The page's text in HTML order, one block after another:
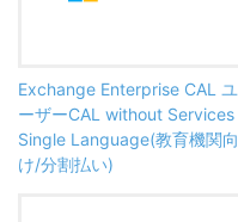
Exchange Enterprise CAL ユ
ーザーCAL without Services
Single Language(教育機関向
け/分割払い)